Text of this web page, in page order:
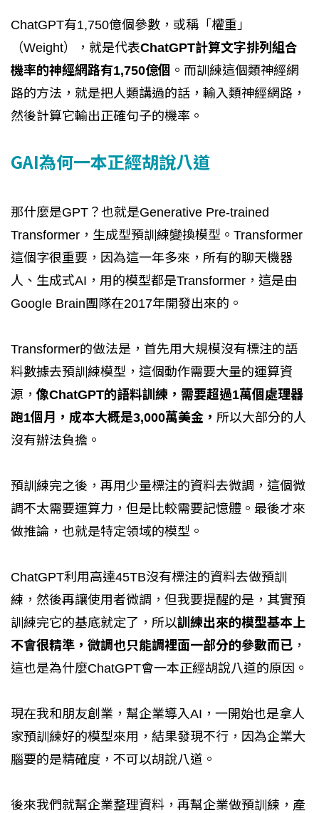
ChatGPT有1,750億個參數，或稱「權重」
（Weight），就是代表ChatGPT計算文字排列組合
機率的神經網路有1,750億個 。而訓練這個類神經網
路的方法，就是把人類講過的話，輸入類神經網路，
然後計算它輸出正確句子的機率。
GAI為何一本正經胡說八道
那什麼是GPT？也就是Generative Pre-trained
Transformer，生成型預訓練變換模型。Transformer
這個字很重要，因為這一年多來，所有的聊天機器
人、生成式AI，用的模型都是Transformer，這是由
Google Brain團隊在2017年開發出來的。
Transformer的做法是，首先用大規模沒有標注的語
料數據去預訓練模型，這個動作需要大量的運算資
源， 像ChatGPT的語料訓練，需要超過1萬個處理器
跑1個月，成本大概是3,000萬美金， 所以大部分的人
沒有辦法負擔。
預訓練完之後，再用少量標注的資料去微調，這個微
調不太需要運算力，但是比較需要記憶體。最後才來
做推論，也就是特定領域的模型。
ChatGPT利用高達45TB沒有標注的資料去做預訓
練，然後再讓使用者微調，但我要提醒的是，其實預
訓練完它的基底就定了，所以訓練出來的模型基本上
不會很精準，微調也只能調裡面一部分的參數而已 ，
這也是為什麼ChatGPT會一本正經胡說八道的原因。
現在我和朋友創業，幫企業導入AI，一開始也是拿人
家預訓練好的模型來用，結果發現不行，因為企業大
腦要的是精確度，不可以胡說八道。
後來我們就幫企業整理資料，再幫企業做預訓練，產